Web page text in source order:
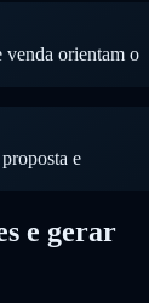
venda orientam o
e
e gerar